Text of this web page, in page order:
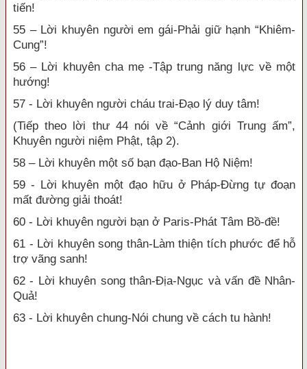
tiến!
55 – Lời khuyên người em gái-Phải giữ hạnh “Khiêm-
Cung”!
56 – Lời khuyên cha mẹ -Tập trung năng lực về một
hướng!
57 - Lời khuyên người cháu trai-Đạo lý duy tâm!
(Tiếp theo lời thư 44 nói về “Cảnh giới Trung ấm”,
Khuyên người niệm Phật, tập 2).
58 – Lời khuyên một số bạn đạo-Ban Hộ Niệm!
59 - Lời khuyên một đạo hữu ở Pháp-Đừng tự đoạn
mất đường giải thoát!
60 - Lời khuyên người bạn ở Paris-Phát Tâm Bồ-đề!
61 - Lời khuyên song thân-Làm thiện tích phước để hỗ
trợ vãng sanh!
62 - Lời khuyên song thân-Địa-Ngục và vấn đề Nhân-
Quả!
63 - Lời khuyên chung-Nói chung về cách tu hành!